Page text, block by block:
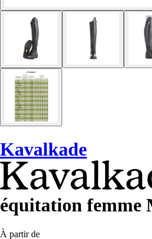
Kavalkade
équitation femme
À partir de